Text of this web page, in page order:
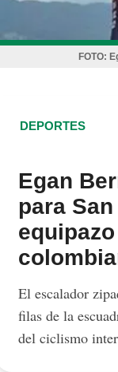
FOTO:
DEPORTES
Egan
para
El escalador
filas de la
del ciclismo